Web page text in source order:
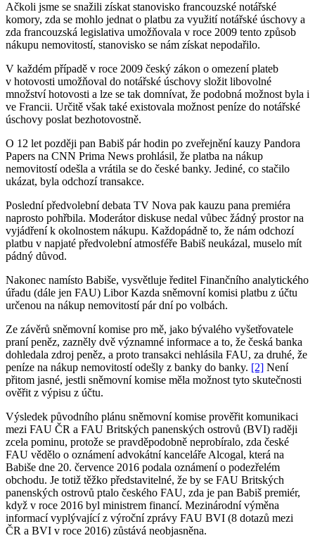
Ačkoli jsme se snažili získat stanovisko francouzské notářské
komory, zda se mohlo jednat o platbu za využití notářské úschovy a
zda francouzská legislativa umožňovala v roce 2009 tento způsob
nákupu nemovitostí, stanovisko se nám získat nepodařilo.
V každém případě v roce 2009 český zákon o omezení plateb
v hotovosti umožňoval do notářské úschovy složit libovolné
množství hotovosti a lze se tak domnívat, že podobná možnost byla i
ve Francii. Určitě však také existovala možnost peníze do notářské
úschovy poslat bezhotovostně.
O 12 let později pan Babiš pár hodin po zveřejnění kauzy Pandora
Papers na CNN Prima News prohlásil, že platba na nákup
nemovitostí odešla a vrátila se do české banky. Jediné, co stačilo
ukázat, byla odchozí transakce.
Poslední předvolební debata TV Nova pak kauzu pana premiéra
naprosto pohřbila. Moderátor diskuse nedal vůbec žádný prostor na
vyjádření k okolnostem nákupu. Každopádně to, že nám odchozí
platbu v napjaté předvolební atmosféře Babiš neukázal, muselo mít
pádný důvod.
Nakonec namísto Babiše, vysvětluje ředitel Finančního analytického
úřadu (dále jen FAU) Libor Kazda sněmovní komisi platbu z účtu
určenou na nákup nemovitostí pár dní po volbách.
Ze závěrů sněmovní komise pro mě, jako bývalého vyšetřovatele
praní peněz, zazněly dvě významné informace a to, že česká banka
dohledala zdroj peněz, a proto transakci nehlásila FAU, za druhé, že
peníze na nákup nemovitostí odešly z banky do banky. [2] Není
přitom jasné, jestli sněmovní komise měla možnost tyto skutečnosti
ověřit z výpisu z účtu.
Výsledek původního plánu sněmovní komise prověřit komunikaci
mezi FAU ČR a FAU Britských panenských ostrovů (BVI) raději
zcela pominu, protože se pravděpodobně neprobíralo, zda české
FAU vědělo o oznámení advokátní kanceláře Alcogal, která na
Babiše dne 20. července 2016 podala oznámení o podezřelém
obchodu. Je totiž těžko představitelné, že by se FAU Britských
panenských ostrovů ptalo českého FAU, zda je pan Babiš premiér,
když v roce 2016 byl ministrem financí. Mezinárodní výměna
informací vyplývající z výroční zprávy FAU BVI (8 dotazů mezi
ČR a BVI v roce 2016) zůstává neobjasněna.